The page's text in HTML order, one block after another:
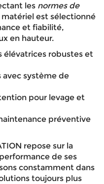
les normes de
matériel est sélectionné
et fiabilité,
en hauteur.
élévatrices robustes et
avec système de
pour levage et
préventive
repose sur la
de ses
constamment dans
toujours plus